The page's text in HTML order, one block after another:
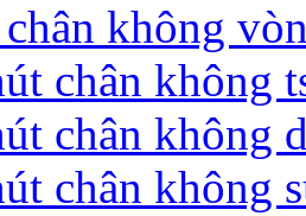
không
chân không
chân không
chân không